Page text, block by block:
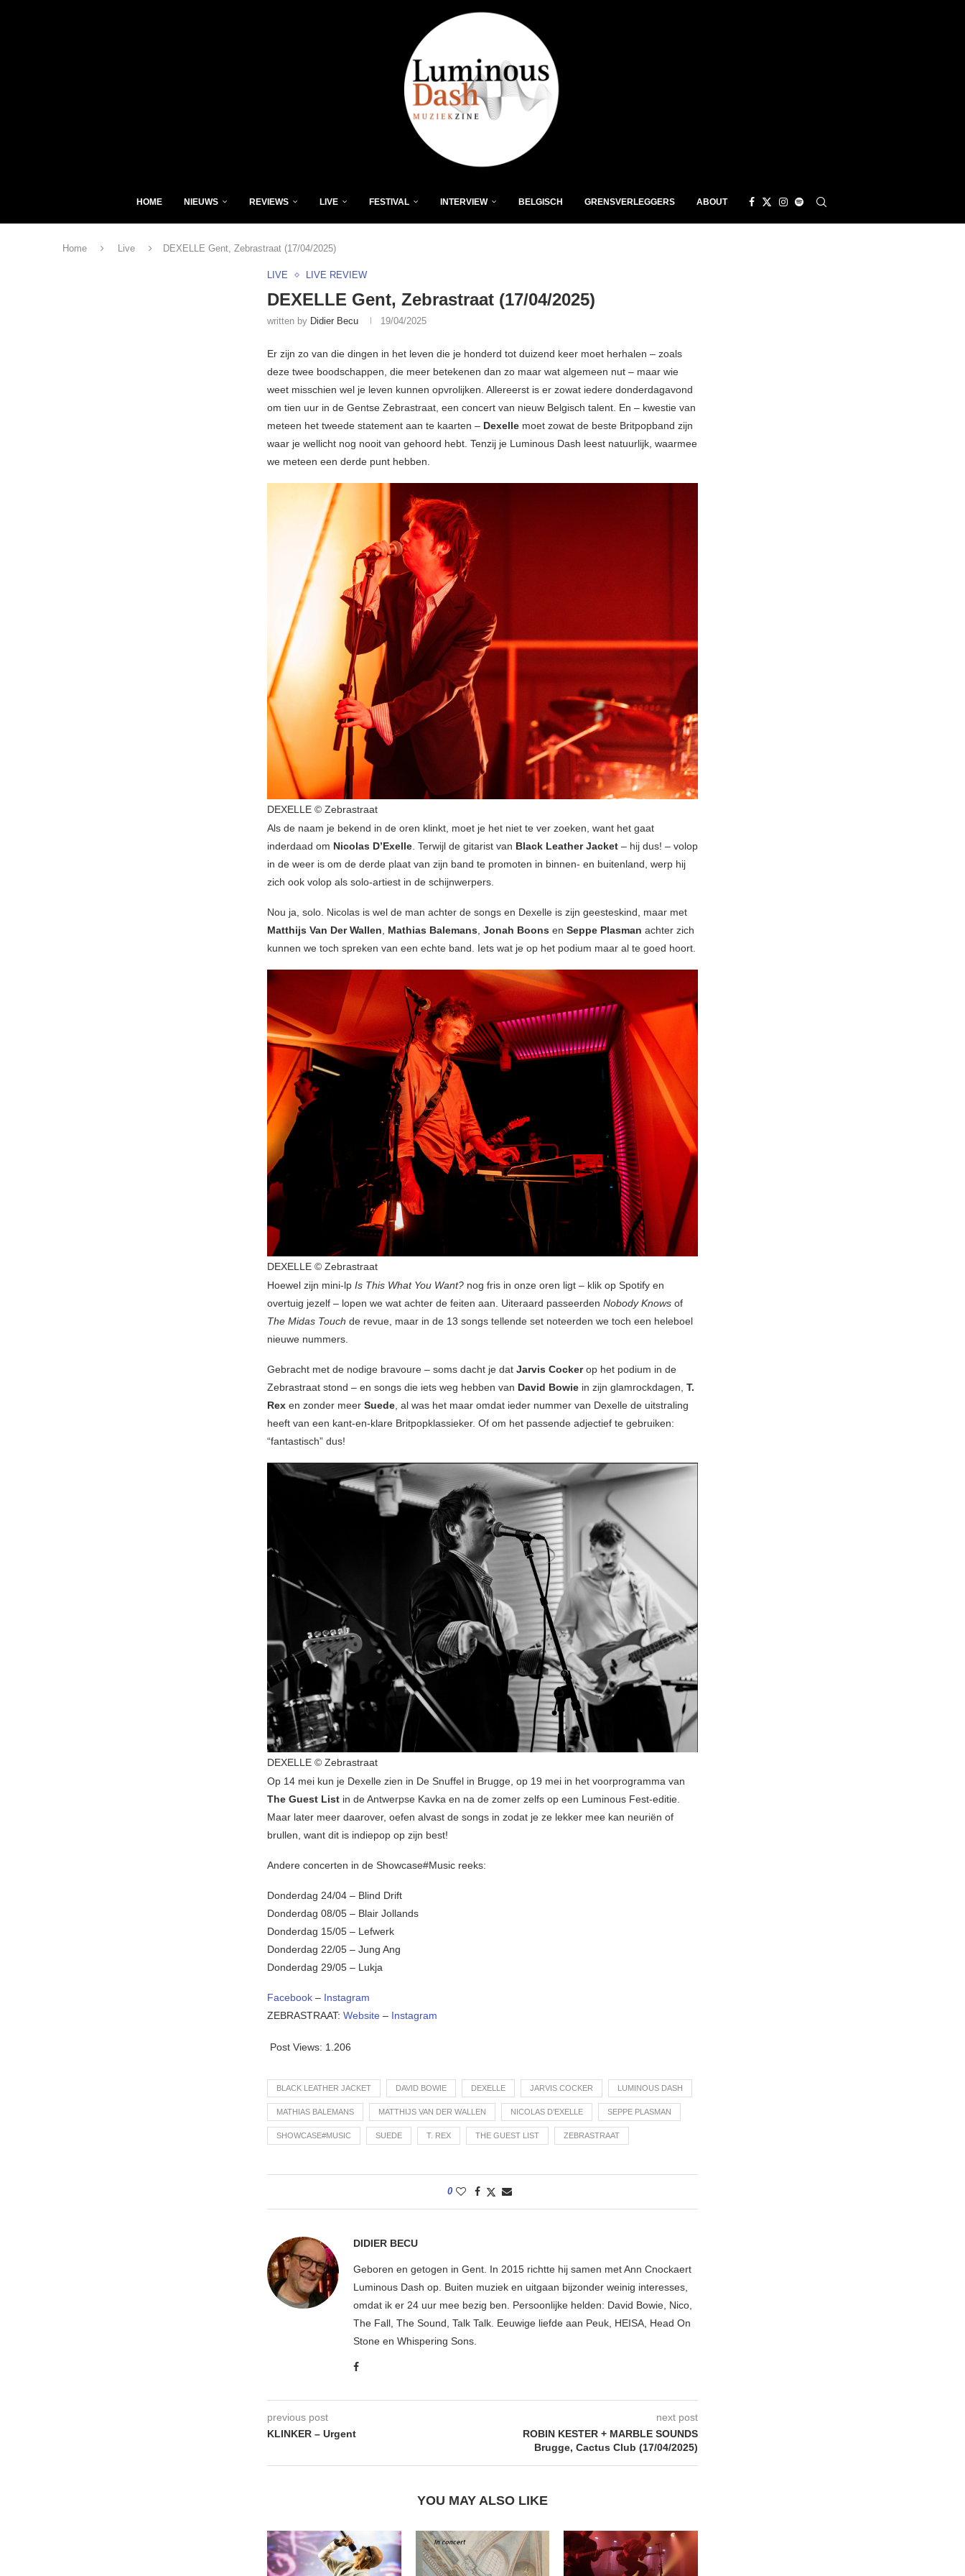
HOME NIEUWS REVIEWS LIVE FESTIVAL INTERVIEW BELGISCH GRENSVERLEGGERS ABOUT
Home Live DEXELLE Gent, Zebrastraat (17/04/2025)
LIVE LIVE REVIEW
DEXELLE Gent, Zebrastraat (17/04/2025)
written by Didier Becu 19/04/2025
Er zijn zo van die dingen in het leven die je honderd tot duizend keer moet herhalen – zoals
deze twee boodschappen, die meer betekenen dan zo maar wat algemeen nut – maar wie
weet misschien wel je leven kunnen opvrolijken. Allereerst is er zowat iedere donderdagavond
om tien uur in de Gentse Zebrastraat, een concert van nieuw Belgisch talent. En – kwestie van
meteen het tweede statement aan te kaarten – Dexelle moet zowat de beste Britpopband zijn
waar je wellicht nog nooit van gehoord hebt. Tenzij je Luminous Dash leest natuurlijk, waarmee
we meteen een derde punt hebben.
DEXELLE © Zebrastraat
Als de naam je bekend in de oren klinkt, moet je het niet te ver zoeken, want het gaat
inderdaad om Nicolas D’Exelle . Terwijl de gitarist van Black Leather Jacket – hij dus! – volop
in de weer is om de derde plaat van zijn band te promoten in binnen- en buitenland, werp hij
zich ook volop als solo-artiest in de schijnwerpers.
Nou ja, solo. Nicolas is wel de man achter de songs en Dexelle is zijn geesteskind, maar met
Matthijs Van Der Wallen
Mathias Balemans Jonah Boons en Seppe Plasman achter zich
kunnen we toch spreken van een echte band. Iets wat je op het podium maar al te goed hoort.
DEXELLE © Zebrastraat
Hoewel zijn mini-lp Is This What You Want? nog fris in onze oren ligt – klik op Spotify en
overtuig jezelf – lopen we wat achter de feiten aan. Uiteraard passeerden Nobody Knows of
The Midas Touch de revue, maar in de 13 songs tellende set noteerden we toch een heleboel
nieuwe nummers.
Gebracht met de nodige bravoure – soms dacht je dat Jarvis Cockerop het podium in de
Zebrastraat stond – en songs die iets weg hebben van David Bowie in zijn glamrockdagen, T.
Rex en zonder meer Suede, al was het maar omdat ieder nummer van Dexelle de uitstraling
heeft van een kant-en-klare Britpopklassieker. Of om het passende adjectief te gebruiken:
“fantastisch” dus!
DEXELLE © Zebrastraat
Op 14 mei kun je Dexelle zien in De Snuffel in Brugge, op 19 mei in het voorprogramma van
The Guest List in de Antwerpse Kavka en na de zomer zelfs op een Luminous Fest-editie.
Maar later meer daarover, oefen alvast de songs in zodat je ze lekker mee kan neuriën of
brullen, want dit is indiepop op zijn best!
Andere concerten in de Showcase#Music reeks:
Donderdag 24/04 – Blind Drift
Donderdag 08/05 – Blair Jollands
Donderdag 15/05 – Lefwerk
Donderdag 22/05 – Jung Ang
Donderdag 29/05 – Lukja
Facebook – Instagram
ZEBRASTRAAT: Website – Instagram
Post Views: 1.206
BLACK LEATHER JACKET DAVID BOWIE DEXELLE JARVIS COCKER LUMINOUS DASH
MATHIAS BALEMANS MATTHIJS VAN DER WALLEN NICOLAS D’EXELLE SEPPE PLASMAN
SHOWCASE#MUSIC SUEDE T. REX THE GUEST LIST ZEBRASTRAAT
0
DIDIER BECU
Geboren en getogen in Gent. In 2015 richtte hij samen met Ann Cnockaert
Luminous Dash op. Buiten muziek en uitgaan bijzonder weinig interesses,
omdat ik er 24 uur mee bezig ben. Persoonlijke helden: David Bowie, Nico,
The Fall, The Sound, Talk Talk. Eeuwige liefde aan Peuk, HEISA, Head On
Stone en Whispering Sons.
previous post
KLINKER – Urgent
next post
ROBIN KESTER + MARBLE SOUNDS
Brugge, Cactus Club (17/04/2025)
YOU MAY ALSO LIKE